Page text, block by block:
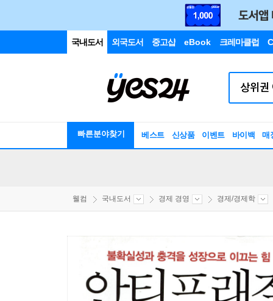
국내도서 외국도서 중고샵 eBook 크레마클럽
빠른분야찾기 베스트 신상품 이벤트 바이백 매
웰컴 국내도서 경제 경영 경제/경제학